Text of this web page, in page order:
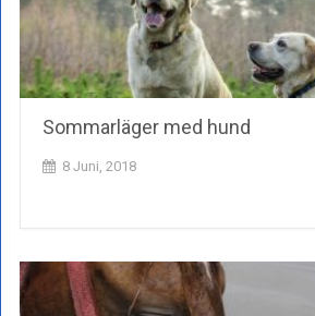
Sommarläger med hund
8 Juni, 2018